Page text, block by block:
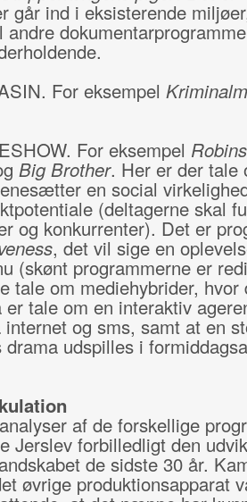
går ind i eksisterende
For eksempel
For eksempel
Big Brother. Her er der tale
en social
(deltagerne skal
og konkurrenter). Det er
, det vil sige en
(skønt programmerne er
tale om mediehybrider, hvor
er tale om en interaktiv
og sms, samt at en
drama udspilles i
af de forskellige
Jerslev forbilledligt den
de sidste 30 år.
øvrige produktionsapparat